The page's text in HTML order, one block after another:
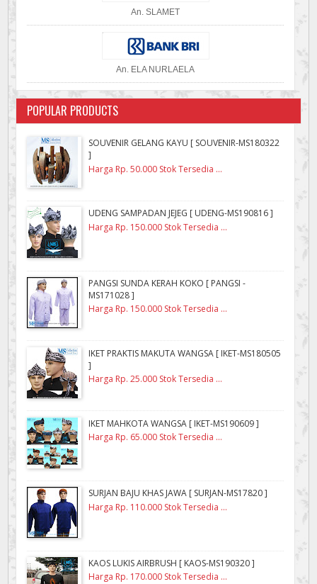
An. SLAMET
An. ELA NURLAELA
POPULAR PRODUCTS
SOUVENIR GELANG KAYU [ SOUVENIR-MS180322
]
Harga Rp. 50.000 Stok Tersedia ...
UDENG SAMPADAN JEJEG [ UDENG-MS190816 ]
Harga Rp. 150.000 Stok Tersedia ...
PANGSI SUNDA KERAH KOKO [ PANGSI -
MS171028 ]
Harga Rp. 150.000 Stok Tersedia ...
IKET PRAKTIS MAKUTA WANGSA [ IKET-MS180505
]
Harga Rp. 25.000 Stok Tersedia ...
IKET MAHKOTA WANGSA [ IKET-MS190609 ]
Harga Rp. 65.000 Stok Tersedia ...
SURJAN BAJU KHAS JAWA [ SURJAN-MS17820 ]
Harga Rp. 110.000 Stok Tersedia ...
KAOS LUKIS AIRBRUSH [ KAOS-MS190320 ]
Harga Rp. 170.000 Stok Tersedia ...